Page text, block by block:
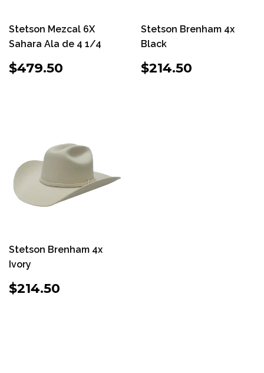
Stetson Mezcal 6X
Sahara Ala de 4 1/4
PRECIO
HABITUAL
$479.50
Stetson Brenham 4x
Black
PRECIO
HABITUAL
$214.50
Stetson Brenham 4x
Ivory
PRECIO
HABITUAL
$214.50